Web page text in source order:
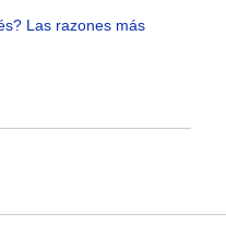
Las razones más